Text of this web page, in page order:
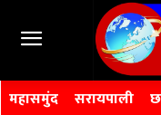
महासमुंद सरायपाली